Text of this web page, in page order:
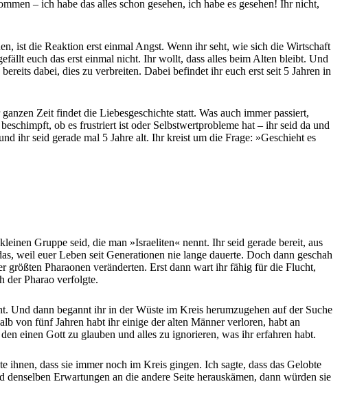
– ich habe das alles schon gesehen, ich habe es gesehen! Ihr nicht,
ist die Reaktion erst einmal Angst. Wenn ihr seht, wie sich die Wirtschaft
euch das erst einmal nicht. Ihr wollt, dass alles beim Alten bleibt. Und
dabei, dies zu verbreiten. Dabei befindet ihr euch erst seit 5 Jahren in
Zeit findet die Liebesgeschichte statt. Was auch immer passiert,
ob es frustriert ist oder Selbstwertprobleme hat – ihr seid da und
ihr seid gerade mal 5 Jahre alt. Ihr kreist um die Frage: »Geschieht es
Gruppe seid, die man »Israeliten« nennt. Ihr seid gerade bereit, aus
weil euer Leben seit Generationen nie lange dauerte. Doch dann geschah
größten Pharaonen veränderten. Erst dann wart ihr fähig für die Flucht,
der Pharao verfolgte.
Und dann begannt ihr in der Wüste im Kreis herumzugehen auf der Suche
von fünf Jahren habt ihr einige der alten Männer verloren, habt an
einen Gott zu glauben und alles zu ignorieren, was ihr erfahren habt.
dass sie immer noch im Kreis gingen. Ich sagte, dass das Gelobte
Erwartungen an die andere Seite herauskämen, dann würden sie